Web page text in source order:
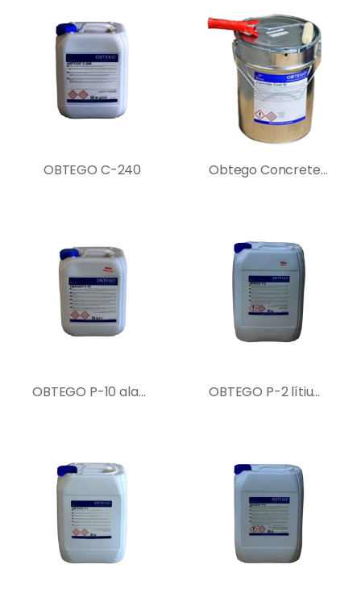
OBTEGO C-240 Obtego Concrete Coat SI – hibrid bevonat
OBTEGO P-10 alapozó-impregnálószer cementes felületekhez OBTEGO P-2 lítium szilikátos betonkeményítő és tömörítő